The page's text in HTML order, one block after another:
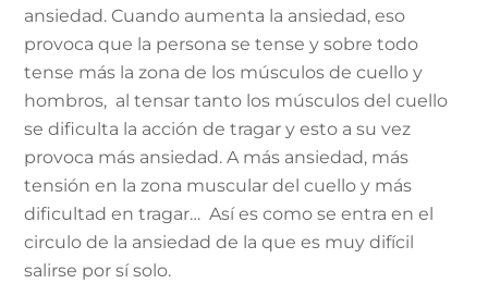
ansiedad. Cuando aumenta la ansiedad, eso
provoca que la persona se tense y sobre todo
tense más la zona de los músculos de cuello y
hombros, al tensar tanto los músculos del cuello
se dificulta la acción de tragar y esto a su vez
provoca más ansiedad. A más ansiedad, más
tensión en la zona muscular del cuello y más
dificultad en tragar… Así es como se entra en el
circulo de la ansiedad de la que es muy difícil
salirse por sí solo.